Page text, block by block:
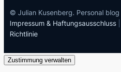
© Julian Kusenberg. Personal
Impressum & Haftungsausschluss
Richtlinie
Zustimmung verwalten